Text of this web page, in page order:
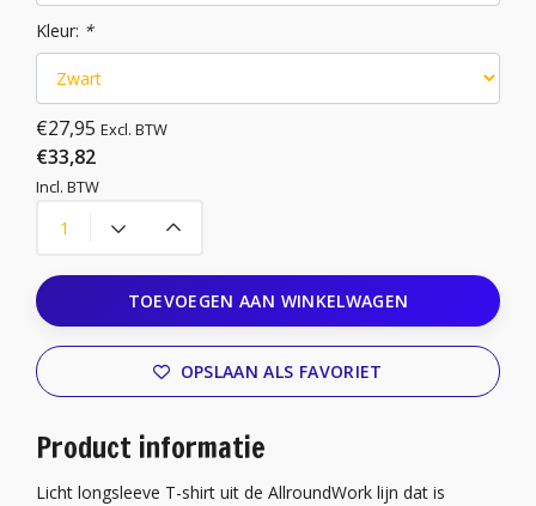
Kleur: *
€27,95 Excl. BTW
€33,82
Incl. BTW
TOEVOEGEN AAN WINKELWAGEN
OPSLAAN ALS FAVORIET
Product informatie
Licht longsleeve T-shirt uit de AllroundWork lijn dat is